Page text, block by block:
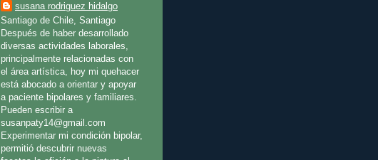
susana rodriguez hidalgo
Santiago de Chile, Santiago
Después de haber desarrollado
diversas actividades laborales,
principalmente relacionadas con
el área artística, hoy mi quehacer
está abocado a orientar y apoyar
a paciente bipolares y familiares.
Pueden escribir a
susanpaty14@gmail.com
Experimentar mi condición bipolar,
permitió descubrir nuevas